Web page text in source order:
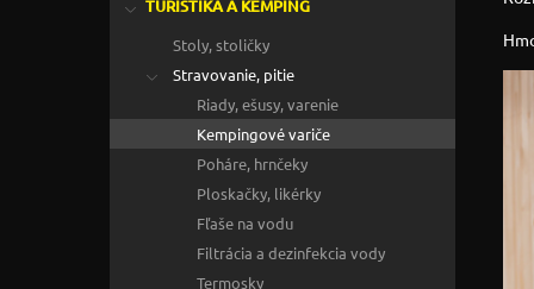
TURISTIKA A KEMPING
Stoly, stoličky
Stravovanie, pitie
Riady, ešusy, varenie
Kempingové variče
Poháre, hrnčeky
Ploskačky, likérky
Fľaše na vodu
Filtrácia a dezinfekcia vody
Termosky